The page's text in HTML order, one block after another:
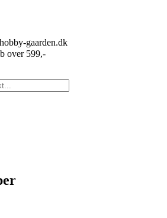
gaarden.dk
over 599,-